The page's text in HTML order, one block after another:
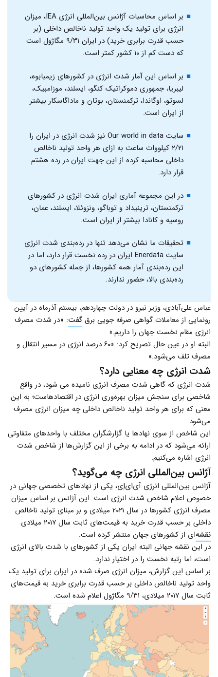
بر اساس محاسبات آژانس بین‌المللی انرژی IEA، میزان
انرژی برای تولید یک واحد تولید ناخالص داخلی (بر
حسب قدرت برابری خرید) در ایران ۹/۳۱ مگاژول است
که دست کم از ۱۰ کشور کمتر است.
بر اساس این آمار شدت انرژی در کشورهای زیمبابوه،
لیبریا، جمهوری دموکراتیک کنگو، ایسلند، موزامبیک،
لسوتو،‌ اوگاندا، ترکمنستان، بوتان و ماداگاسکار بیشتر
از ایران است.
سایت Our world in data نیز شدت انرژی در ایران را
۲/۲۱ کیلووات ساعت به ازای هر واحد تولید ناخالص
داخلی محاسبه کرده از این جهت ایران در رده هشتم
قرار دارد.
در این مجموعه آماری ایران شدت انرژی در کشورهای
ترکمنستان، ترینیداد و توباگو، ونزوئلا، ایسلند، عمان،
روسیه و کانادا بیشتر از ایران است.
تحقیقات ما نشان می‌دهد تنها در رده‌بندی شدت انرژی
سایت Enerdata ایران در رده نخست قرار دارد، اما در
این رده‌بندی آمار همه کشورها، از جمله کشورهای دو
رده‌بندی بالا، حضور ندارند.
عباس علی‌آبادی، وزیر نیرو در دولت چهاردهم، بیستم آذرماه در آیین
رونمایی از معاملات گواهی صرفه جویی برق گفت:‌ «در شدت مصرف
انرژی مقام نخست جهان را داریم.»
البته او در عین حال تصریح کرد: «۶۰ درصد انرژی در مسیر انتقال و
مصرف تلف می‌شود.»
شدت انرژی چه معنایی دارد؟
شدت انرژی که گاهی شدت مصرف انرژی نامیده می شود، در واقع
شاخصی برای سنجش میزان بهره‌وری انرژی در اقتصادهاست؛ به این
معنی که برای هر واحد تولید ناخالص داخلی چه میزان انرژی مصرف
می‌شود.
این شاخص از سوی نهادها یا گزارشگران مختلف با واحدهای متفاوتی
ارائه می‌شود که در ادامه به برخی از این گزارش‌ها از شاخص شدت
انرژی اشاره می‌کنیم.
آژانس بین‌المللی انرژی چه می‌گوید؟
آژانس بین‌المللی انرژی آی‌ای‌اِی، یکی از نهادهای تخصصی جهانی در
خصوص اعلام شاخص شدت انرژی است. این آژانس بر اساس میزان
مصرف انرژی کشورها در سال ۲۰۲۱ میلادی و بر مبنای تولید ناخالص
داخلی بر حسب قدرت خرید به قیمت‌های ثابت سال ۲۰۱۷ میلادی
نقشه‌ای از کشورهای جهان منتشر کرده است.
در این نقشه جهانی البته ایران یکی از کشورهای با شدت بالای انرژی
است، اما رتبه نخست را در اختیار ندارد.
بر اساس این گزارش، میزان انرژی صرف شده در ایران برای تولید یک
واحد تولید ناخالص داخلی بر حسب قدرت برابری خرید به قیمت‌های
ثابت سال ۲۰۱۷ میلادی، ۹/۳۱ مگاژول اعلام شده است.